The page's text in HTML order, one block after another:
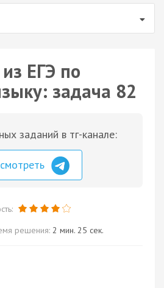
ЕГЭ по
задача 82
заданий в тг-канале:
решения: 2 мин. 25 сек.